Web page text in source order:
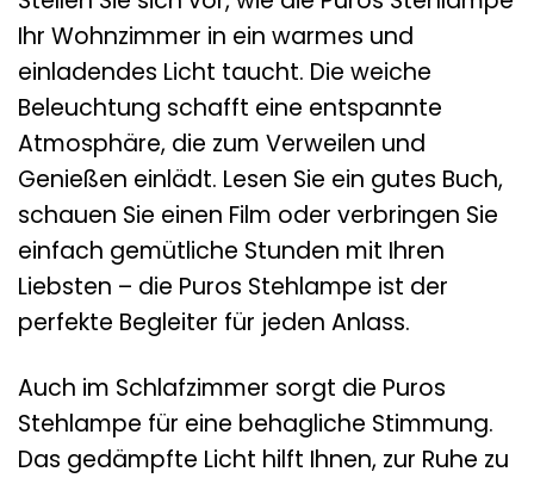
Ihr Wohnzimmer in ein warmes und
einladendes Licht taucht. Die weiche
Beleuchtung schafft eine entspannte
Atmosphäre, die zum Verweilen und
Genießen einlädt. Lesen Sie ein gutes Buch,
schauen Sie einen Film oder verbringen Sie
einfach gemütliche Stunden mit Ihren
Liebsten – die Puros Stehlampe ist der
perfekte Begleiter für jeden Anlass.
Auch im Schlafzimmer sorgt die Puros
Stehlampe für eine behagliche Stimmung.
Das gedämpfte Licht hilft Ihnen, zur Ruhe zu